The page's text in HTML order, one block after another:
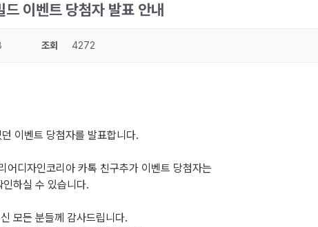
이벤트 당첨자 발표 안내
조회 4272
이벤트 당첨자를 발표합니다.
어디자인코리아 카톡 친구추가 이벤트 당첨자는
하실 수 있습니다.
모든 분들께 감사드립니다.